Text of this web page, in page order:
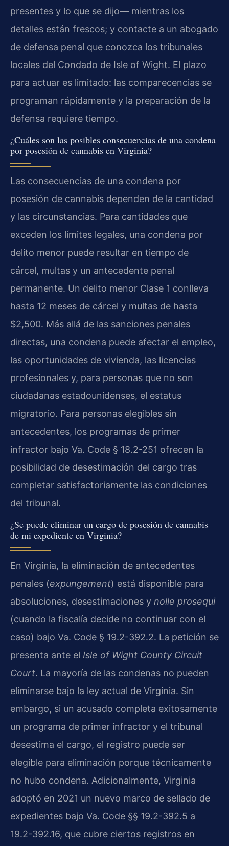
presentes y lo que se dijo— mientras los
detalles están frescos; y contacte a un abogado
de defensa penal que conozca los tribunales
locales del Condado de Isle of Wight. El plazo
para actuar es limitado: las comparecencias se
programan rápidamente y la preparación de la
defensa requiere tiempo.
¿Cuáles son las posibles consecuencias de una condena
por posesión de cannabis en Virginia?
Las consecuencias de una condena por
posesión de cannabis dependen de la cantidad
y las circunstancias. Para cantidades que
exceden los límites legales, una condena por
delito menor puede resultar en tiempo de
cárcel, multas y un antecedente penal
permanente. Un delito menor Clase 1 conlleva
hasta 12 meses de cárcel y multas de hasta
$2,500. Más allá de las sanciones penales
directas, una condena puede afectar el empleo,
las oportunidades de vivienda, las licencias
profesionales y, para personas que no son
ciudadanas estadounidenses, el estatus
migratorio. Para personas elegibles sin
antecedentes, los programas de primer
infractor bajo Va. Code § 18.2-251 ofrecen la
posibilidad de desestimación del cargo tras
completar satisfactoriamente las condiciones
del tribunal.
¿Se puede eliminar un cargo de posesión de cannabis
de mi expediente en Virginia?
En Virginia, la eliminación de antecedentes
penales (expungement) está disponible para
absoluciones, desestimaciones y nolle prosequi
(cuando la fiscalía decide no continuar con el
caso) bajo Va. Code § 19.2-392.2. La petición se
presenta ante el Isle of Wight County Circuit
Court. La mayoría de las condenas no pueden
eliminarse bajo la ley actual de Virginia. Sin
embargo, si un acusado completa exitosamente
un programa de primer infractor y el tribunal
desestima el cargo, el registro puede ser
elegible para eliminación porque técnicamente
no hubo condena. Adicionalmente, Virginia
adoptó en 2021 un nuevo marco de sellado de
expedientes bajo Va. Code §§ 19.2-392.5 a
19.2-392.16, que cubre ciertos registros en